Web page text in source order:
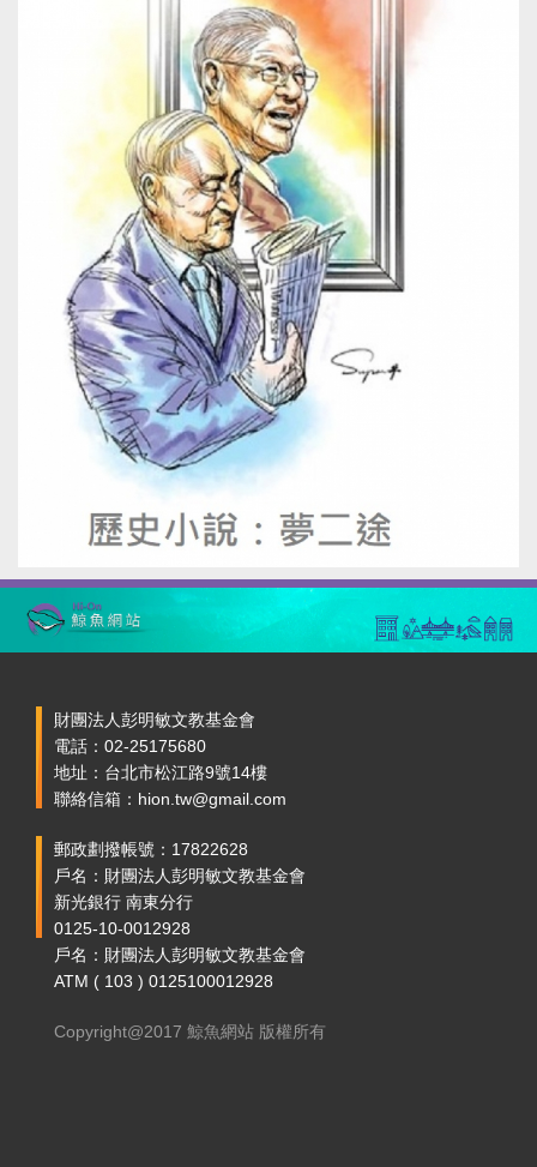
財團法人彭明敏文教基金會
電話：02-25175680
地址：台北市松江路9號14樓
聯絡信箱：hion.tw@gmail.com
郵政劃撥帳號：17822628
戶名：財團法人彭明敏文教基金會
新光銀行 南東分行
0125-10-0012928
戶名：財團法人彭明敏文教基金會
ATM ( 103 ) 0125100012928
Copyright@2017 鯨魚網站 版權所有